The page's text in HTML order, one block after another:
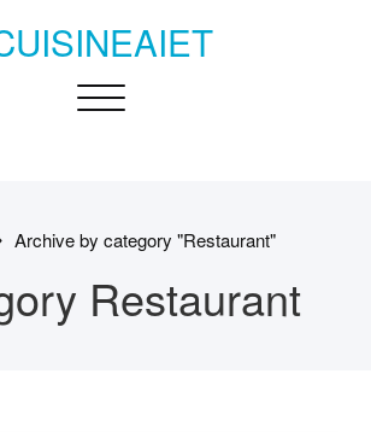
Toggle navigation
Archive by category "Restaurant"
Restaurant